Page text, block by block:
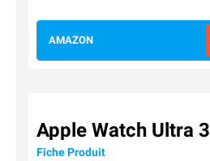
AMAZON
Apple Watch Ultra 3
Fiche Produit